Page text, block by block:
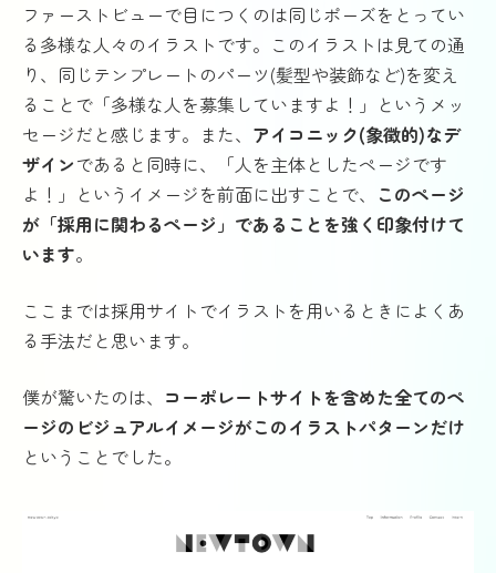
ファーストビューで目につくのは同じポーズをとってい
る多様な人々のイラストです。このイラストは見ての通
り、同じテンプレートのパーツ(髪型や装飾など)を変え
ることで「多様な人を募集していますよ！」というメッ
セージだと感じます。また、 アイコニック(象徴的)なデ
ザインであると同時に、「人を主体としたページです
よ！」というイメージを前面に出すことで、 このページ
が「採用に関わるページ」であることを強く印象付けて
います。
ここまでは採用サイトでイラストを用いるときによくあ
る手法だと思います。
僕が驚いたのは、 コーポレートサイトを含めた全てのペ
ージのビジュアルイメージがこのイラストパターンだけ
ということでした。